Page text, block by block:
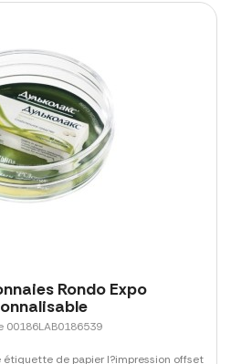
Rondo Expo
00186LAB0186539
étiquette de papier l?impression offset